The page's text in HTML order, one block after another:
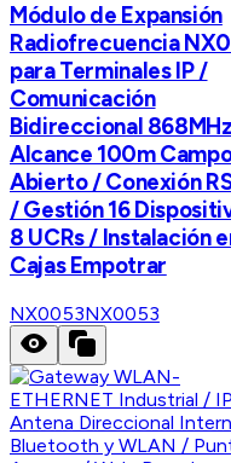
Módulo de Expansión
Radiofrecuencia
para Terminales IP /
Comunicación
Bidireccional
Alcance 100m
Abierto / Conexión
/ Gestión 16
8 UCRs / Instalación
Cajas Empotrar
NX0053NX0053